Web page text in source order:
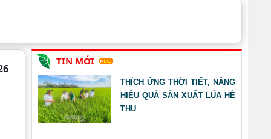
TIN MỚI
THÍCH ỨNG THỜI TIẾT, NÂNG
HIỆU QUẢ SẢN XUẤT LÚA HÈ
THU